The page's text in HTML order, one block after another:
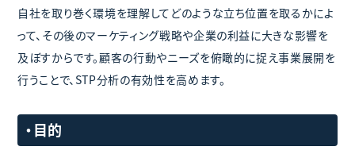
自社を取り巻く環境を理解してどのような立ち位置を取るかによ
って、その後のマーケティング戦略や企業の利益に大きな影響を
及ぼすからです。顧客の行動やニーズを俯瞰的に捉え事業展開を
行うことで、STP分析の有効性を高めます。
・目的